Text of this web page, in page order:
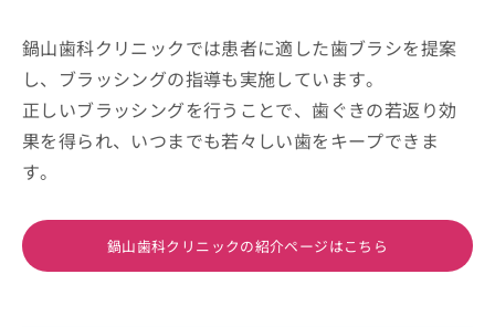
鍋山歯科クリニックでは患者に適した歯ブラシを提案
し、ブラッシングの指導も実施しています。
正しいブラッシングを行うことで、歯ぐきの若返り効
果を得られ、いつまでも若々しい歯をキープできま
す。
鍋山歯科クリニックの紹介ページはこちら